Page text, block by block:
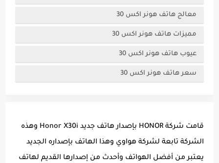
معالج هاتف هونر اكس 30
مميزات هاتف هونر اكس 30
عيوب هاتف هونر اكس 30
سعر هاتف هونر اكس 30
قامت شركة HONOR بإصدار هاتف جديد Honor X30i وهذه
الشركة تابعة لشركة هواوي وهذا الهاتف بإصداره الجديد
يعتبر من أفضل الهواتف وأحدث من إصدارها القديم لهاتف